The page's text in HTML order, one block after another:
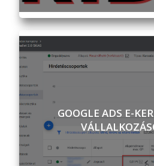
GOOGLE ADS E-